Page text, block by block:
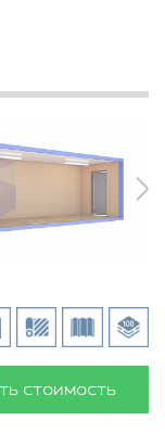
стоимость